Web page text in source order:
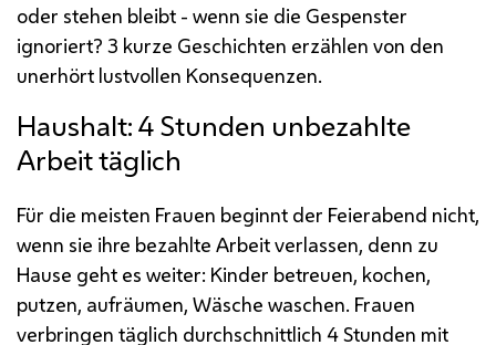
oder stehen bleibt - wenn sie die Gespenster
ignoriert? 3 kurze Geschichten erzählen von den
unerhört lustvollen Konsequenzen.
Haushalt: 4 Stunden unbezahlte
Arbeit täglich
Für die meisten Frauen beginnt der Feierabend nicht,
wenn sie ihre bezahlte Arbeit verlassen, denn zu
Hause geht es weiter: Kinder betreuen, kochen,
putzen, aufräumen, Wäsche waschen. Frauen
verbringen täglich durchschnittlich 4 Stunden mit